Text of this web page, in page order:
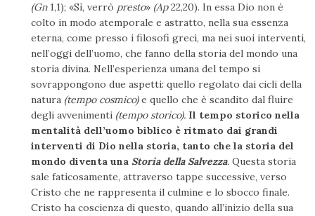
(Gn 1,1); «Sì, verrò presto» (Ap22,20). In essa Dio non è
colto in modo atemporale e astratto, nella sua essenza
eterna, come presso i filosofi greci, ma nei suoi interventi,
nell’oggi dell’uomo, che fanno della storia del mondo una
storia divina. Nell’esperienza umana del tempo si
sovrappongono due aspetti: quello regolato dai cicli della
natura (tempo cosmico)e quello che è scandito dal fluire
degli avvenimenti (tempo storico). Il tempo storico nella
mentalità dell’uomo biblico è ritmato dai grandi
interventi di Dio nella storia, tanto che la storia del
mondo diventa una Storia della Salvezza. Questa storia
sale faticosamente, attraverso tappe successive, verso
Cristo che ne rappresenta il culmine e lo sbocco finale.
Cristo ha coscienza di questo, quando all’inizio della sua